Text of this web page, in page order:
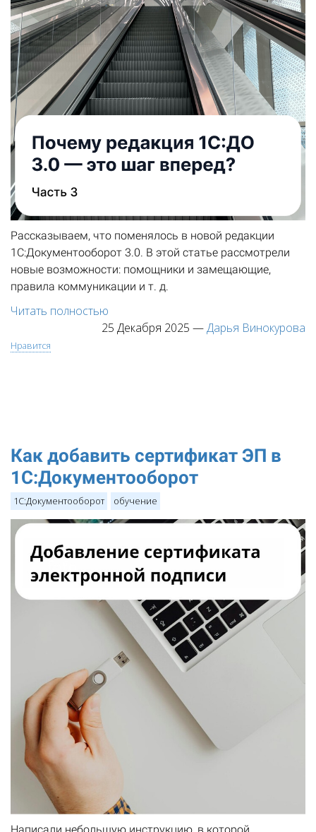
Рассказываем, что поменялось в новой редакции
1С:Документооборот 3.0. В этой статье рассмотрели
новые возможности: помощники и замещающие,
правила коммуникации и т. д.
Читать полностью
25 Декабря 2025 —Дарья Винокурова
Нравится
Как добавить сертификат ЭП в
1С:Документооборот
1С:Документооборот обучение